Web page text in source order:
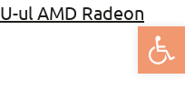
Deschide
ul AMD Radeon